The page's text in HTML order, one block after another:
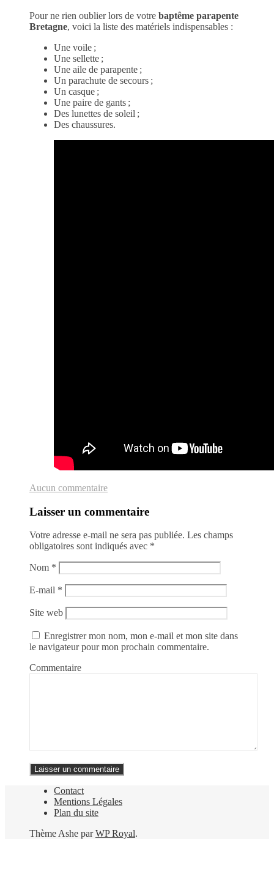
Pour ne rien oublier lors de votre baptême parapente
Bretagne, voici la liste des matériels indispensables :
Une voile ;
Une sellette ;
Une aile de parapente ;
Un parachute de secours ;
Un casque ;
Une paire de gants ;
Des lunettes de soleil ;
Des chaussures.
Aucun commentaire
Laisser un commentaire
Votre adresse e-mail ne sera pas publiée. Les champs
obligatoires sont indiqués avec *
Nom *
E-mail *
Site web
Enregistrer mon nom, mon e-mail et mon site dans
le navigateur pour mon prochain commentaire.
Commentaire
Contact
Mentions Légales
Plan du site
Thème Ashe parWP Royal.